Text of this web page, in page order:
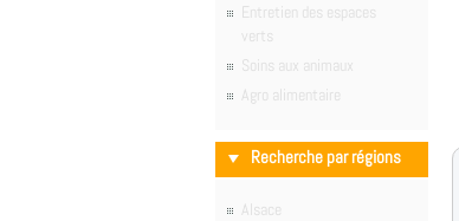
Entretien des espaces
verts
Soins aux animaux
Agro alimentaire
Recherche par régions
Alsace